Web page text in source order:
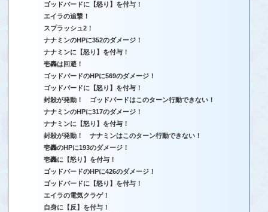
ゴッドバードに【怒り】を付与！
エイラの追撃！
スプラッシュ2！
ナナミンのHPに352のダメージ！
ナナミンに【怒り】を付与！
壱轟は回避！
ゴッドバードのHPに569のダメージ！
ゴッドバードに【怒り】を付与！
封殺が発動！ ゴッドバードはこのターン行動できない！
ナナミンのHPに317のダメージ！
ナナミンに【怒り】を付与！
封殺が発動！ ナナミンはこのターン行動できない！
壱轟のHPに193のダメージ！
壱轟に【怒り】を付与！
ゴッドバードのHPに426のダメージ！
ゴッドバードに【怒り】を付与！
エイラの電気クラゲ！
自身に【反】を付与！